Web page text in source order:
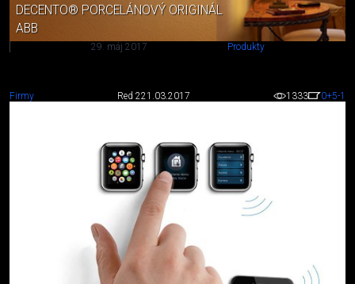
DECENTO® PORCELÁNOVÝ ORIGINÁL
ABB
29. máj 2017 Produkty
Firmy Red 221.03.2017 1333 0+5-1